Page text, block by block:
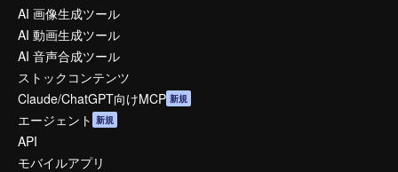
AI 画像生成ツール
AI 動画生成ツール
AI 音声合成ツール
ストックコンテンツ
Claude/ChatGPT向けMCP 新規
エージェント 新規
API
モバイルアプリ